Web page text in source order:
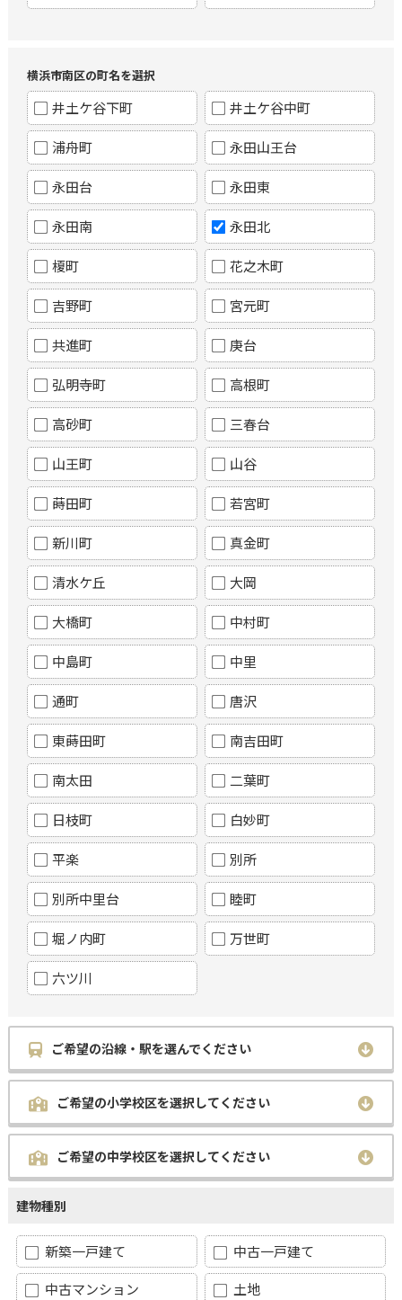
横浜市南区の町名を選択
井土ケ谷下町 井土ケ谷中町
浦舟町 永田山王台
永田台 永田東
永田南 永田北
榎町 花之木町
吉野町 宮元町
共進町 庚台
弘明寺町 高根町
高砂町 三春台
山王町 山谷
蒔田町 若宮町
新川町 真金町
清水ケ丘 大岡
大橋町 中村町
中島町 中里
通町 唐沢
東蒔田町 南吉田町
南太田 二葉町
日枝町 白妙町
平楽 別所
別所中里台 睦町
堀ノ内町 万世町
六ツ川
ご希望の沿線・駅を選んでください
ご希望の小学校区を選択してください
ご希望の中学校区を選択してください
建物種別
新築一戸建て
中古一戸建て
中古マンション
土地